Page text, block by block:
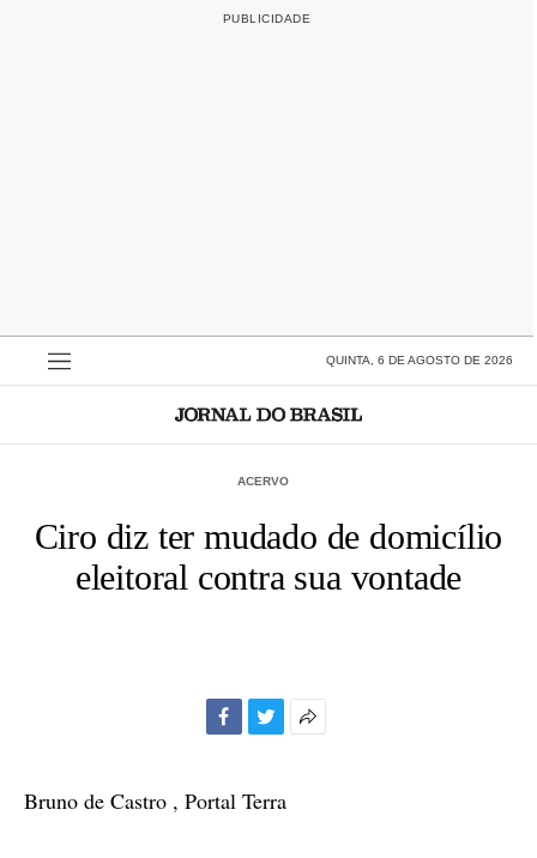
QUINTA, 6 DE AGOSTO DE 2026
ACERVO
Ciro diz ter mudado de domicílio
eleitoral contra sua vontade
Bruno de Castro , Portal Terra